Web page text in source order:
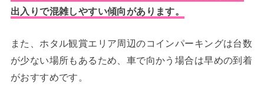
出入りで混雑しやすい傾向があります。
また、ホタル観賞エリア周辺のコインパーキングは台数
が少ない場所もあるため、車で向かう場合は早めの到着
がおすすめです。